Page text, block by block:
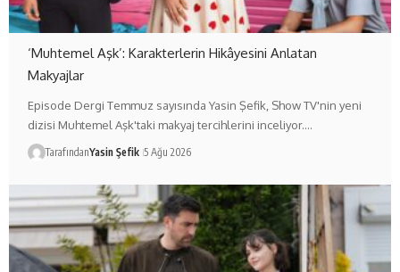
‘Muhtemel Aşk’: Karakterlerin Hikâyesini Anlatan
Makyajlar
Episode Dergi Temmuz sayısında Yasin Şefik, Show TV'nin yeni
dizisi Muhtemel Aşk'taki makyaj tercihlerini inceliyor.…
TarafındanYasin Şefik 5 Ağu 2026